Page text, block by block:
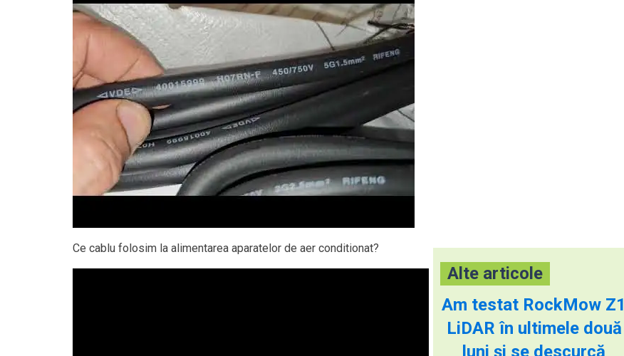
Ce cablu folosim la alimentarea aparatelor de aer conditionat?
Alte articole
Am testat RockMow Z1
LiDAR în ultimele două
luni și se descurcă